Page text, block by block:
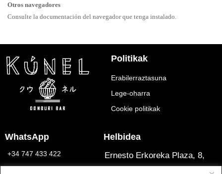
Otros navegadores
Consulte la documentación del navegador que tenga instalado.
Politikak
Erabilerraztasuna
Lege-oharra
Cookie politikak
WhatsApp
+34 747 433 422
Helbidea
Ernesto Erkoreka Plaza, 8,
Ibaiondo, 48007 Bilbao, Bizkaia